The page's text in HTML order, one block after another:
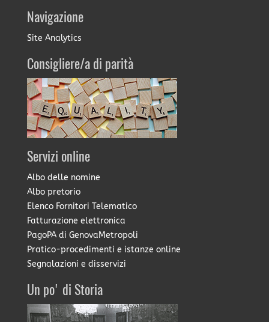
Navigazione
Site Analytics
Consigliere/a di parità
Servizi online
Albo delle nomine
Albo pretorio
Elenco Fornitori Telematico
Fatturazione elettronica
PagoPA di GenovaMetropoli
Pratico-procedimenti e istanze online
Segnalazioni e disservizi
Un po' di Storia